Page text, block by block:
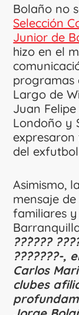
Bolaño no
Selección
Junior de
hizo en el
programas
Largo de
Juan
Londoño y
del
Asimismo,
mensaje
familiares
??́????
???????-,
Carlos
clubes